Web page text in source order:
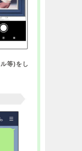
等)をし